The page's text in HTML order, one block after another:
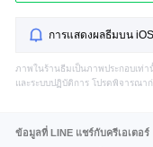
การแสดงผลธีมบน
ภาพในร้านธีมเป็นภาพประกอบเท่
และระบบปฏิบัติการ โปรดพิจารณา
ข้อมูลที่ LINE แชร์กับครีเอเตอร์